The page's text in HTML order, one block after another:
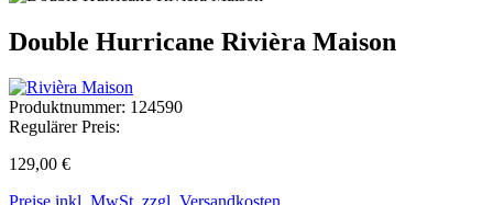
Double Hurricane Rivièra Maison
Produktnummer: 124590
Regulärer Preis:
129,00 €